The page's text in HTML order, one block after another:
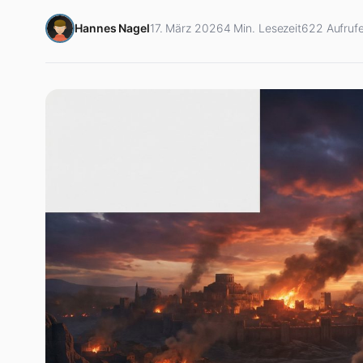
Hannes Nagel17. März 20264 Min. Lesezeit622